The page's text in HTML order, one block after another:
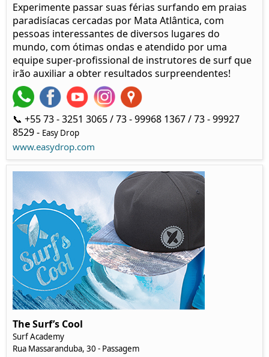
Experimente passar suas férias surfando em praias
paradisíacas cercadas por Mata Atlântica, com
pessoas interessantes de diversos lugares do
mundo, com ótimas ondas e atendido por uma
equipe super-profissional de instrutores de surf que
irão auxiliar a obter resultados surpreendentes!
📞 +55 73 - 3251 3065 / 73 - 99968 1367 / 73 - 99927
8529 - Easy Drop
www.easydrop.com
The Surf’s Cool
Surf Academy
Rua Massaranduba, 30 - Passagem